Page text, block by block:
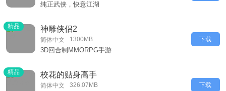
纯正武侠，快意江湖
精品
下载
神雕侠侣2
简体中文 1300MB
3D回合制MMORPG手游
精品
下载
校花的贴身高手
简体中文 326.07MB